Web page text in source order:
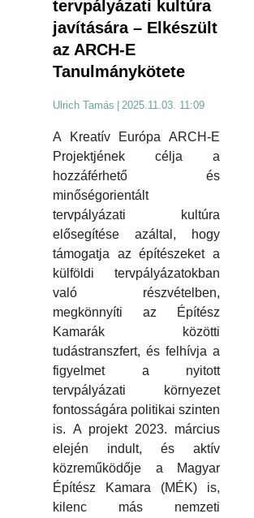
tervpályázati kultúra
javítására – Elkészült
az ARCH-E
Tanulmánykötete
Ulrich Tamás | 2025.11.03. 11:09
A Kreatív Európa ARCH-E
Projektjének célja a
hozzáférhető és
minőségorientált
tervpályázati kultúra
elősegítése azáltal, hogy
támogatja az építészeket a
külföldi tervpályázatokban
való részvételben,
megkönnyíti az Építész
Kamarák közötti
tudástranszfert, és felhívja a
figyelmet a nyitott
tervpályázati környezet
fontosságára politikai szinten
is. A projekt 2023. március
elején indult, és aktív
közreműködője a Magyar
Építész Kamara (MÉK) is,
kilenc más nemzeti